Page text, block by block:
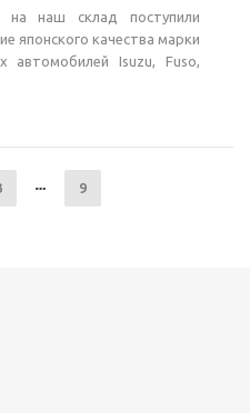
на наш склад поступили
японского качества марки
автомобилей Isuzu, Fuso,
9